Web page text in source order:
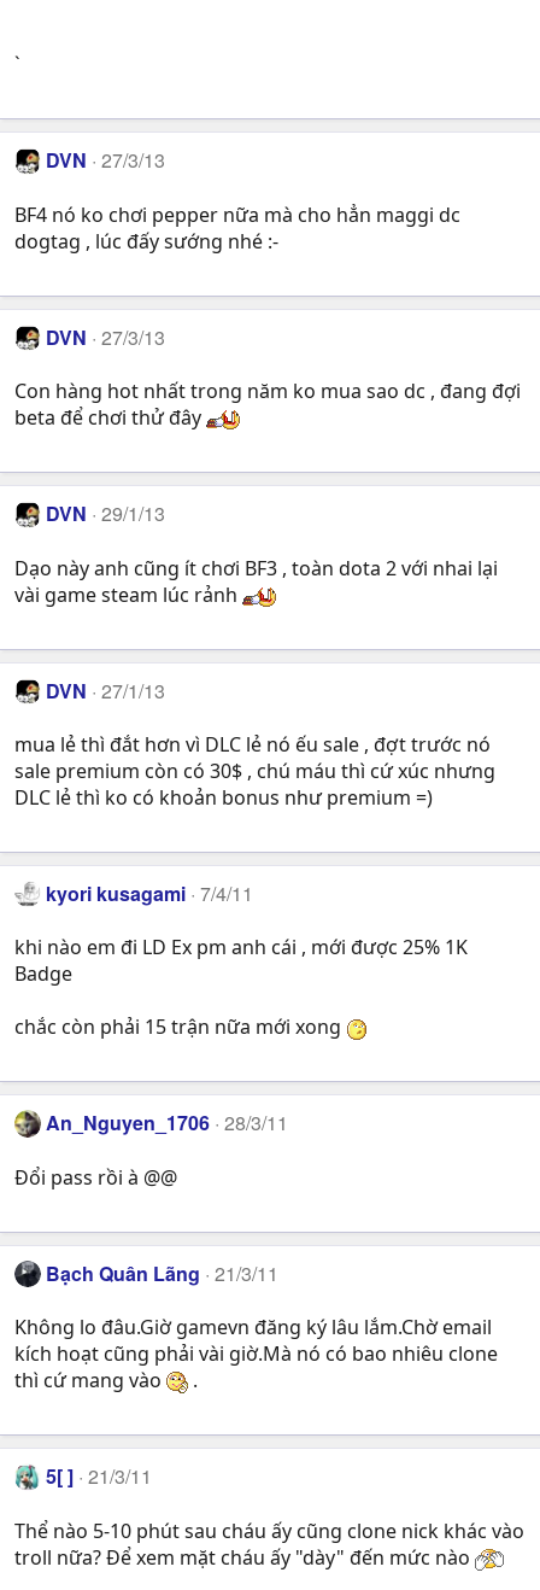
`
DVN 27/3/13
BF4 nó ko chơi pepper nữa mà cho hẳn maggi dc
dogtag , lúc đấy sướng nhé :-
DVN 27/3/13
Con hàng hot nhất trong năm ko mua sao dc , đang đợi
beta để chơi thử đây
DVN 29/1/13
Dạo này anh cũng ít chơi BF3 , toàn dota 2 với nhai lại
vài game steam lúc rảnh
DVN 27/1/13
mua lẻ thì đắt hơn vì DLC lẻ nó ếu sale , đợt trước nó
sale premium còn có 30$ , chú máu thì cứ xúc nhưng
DLC lẻ thì ko có khoản bonus như premium =)
kyori kusagami 7/4/11
khi nào em đi LD Ex pm anh cái , mới được 25% 1K
Badge
chắc còn phải 15 trận nữa mới xong
An_Nguyen_1706 28/3/11
Đổi pass rồi à @@
Bạch Quân Lãng 21/3/11
Không lo đâu.Giờ gamevn đăng ký lâu lắm.Chờ email
kích hoạt cũng phải vài giờ.Mà nó có bao nhiêu clone
thì cứ mang vào
.
5[ ] 21/3/11
Thể nào 5-10 phút sau cháu ấy cũng clone nick khác vào
troll nữa? Để xem mặt cháu ấy "dày" đến mức nào